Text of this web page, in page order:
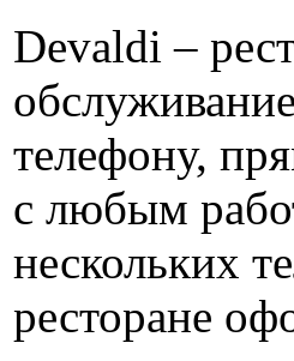
Devaldi –
телефону,
с любым
нескольких
ресторане